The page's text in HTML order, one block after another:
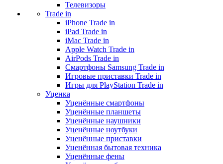
Телевизоры
Trade in
iPhone Trade in
iPad Trade in
iMac Trade in
Apple Watch Trade in
AirPods Trade in
Смартфоны Samsung Trade in
Игровые приставки Trade in
Игры для PlayStation Trade in
Уценка
Уценённые смартфоны
Уценённые планшеты
Уценённые наушники
Уценённые ноутбуки
Уценённые приставки
Уценённая бытовая техника
Уценённые фены